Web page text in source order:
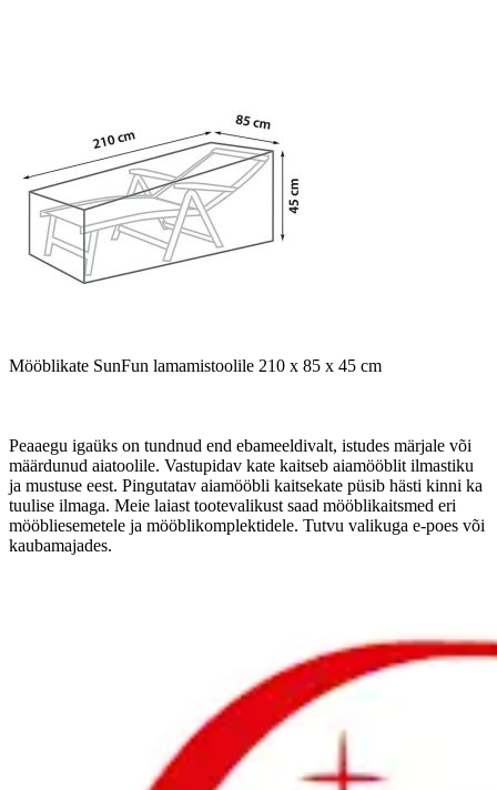
Mööblikate SunFun lamamistoolile 210 x 85 x 45 cm
Peaaegu igaüks on tundnud end ebameeldivalt, istudes märjale või
määrdunud aiatoolile. Vastupidav kate kaitseb aiamööblit ilmastiku
ja mustuse eest. Pingutatav aiamööbli kaitsekate püsib hästi kinni ka
tuulise ilmaga. Meie laiast tootevalikust saad mööblikaitsmed eri
mööbliesemetele ja mööblikomplektidele. Tutvu valikuga e-poes või
kaubamajades.